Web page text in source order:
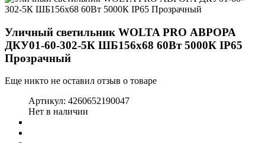
Уличный светильник WOLTA PRO АВРОРА
ДКУ01-60-302-5К ШБ156х68 60Вт 5000К IP65
Прозрачный
Еще никто не оставил отзыв о товаре
Артикул: 4260652190047
Нет в наличии